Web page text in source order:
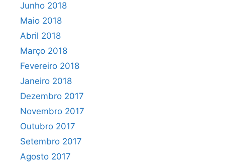
Junho 2018
Maio 2018
Abril 2018
Março 2018
Fevereiro 2018
Janeiro 2018
Dezembro 2017
Novembro 2017
Outubro 2017
Setembro 2017
Agosto 2017